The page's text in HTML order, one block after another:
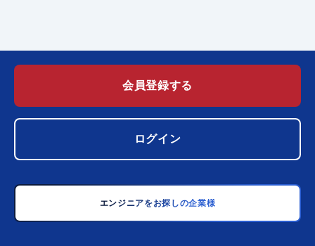
会員登録する
ログイン
エンジニアをお探しの企業様